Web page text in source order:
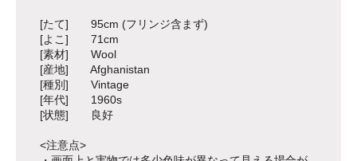
[たて] 95cm (フリンジ含まず)
[よこ] 71cm
[素材] Wool
[産地] Afghanistan
[種別] Vintage
[年代] 1960s
[状態] 良好
<注意点>